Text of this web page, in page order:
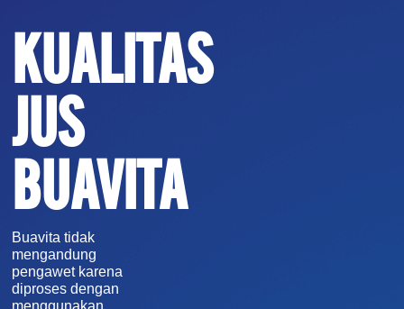
KUALITAS
JUS
BUAVITA
Buavita tidak
mengandung
pengawet karena
diproses dengan